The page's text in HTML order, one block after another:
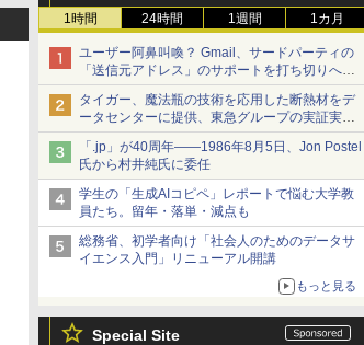
1時間 24時間 1週間 1カ月
ユーザー阿鼻叫喚？ Gmail、サードパーティの
「送信元アドレス」のサポートを打ち切りへ
【やじうまWatch】
タイガー、魔法瓶の技術を応用した断熱材をデ
ータセンターに提供、東急グループの実証実験
で 「ステンレス密封真空断熱パネル TIVIP」
「.jp」が40周年――1986年8月5日、Jon Postel
氏から村井純氏に委任
学生の「生成AIコピペ」レポートで悩む大学教
員たち。留年・落単・減点も
総務省、初学者向け「社会人のためのデータサ
イエンス入門」リニューアル開講
もっと見る
Special Site